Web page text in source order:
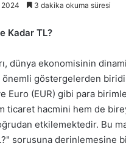
2024 3 dakika okuma süresi
Kadar TL?
dünya ekonomisinin
önemli göstergelerden
Euro (EUR) gibi para
ticaret hacmini hem de
etkilemektedir. Bu
sorusuna derinlemesine